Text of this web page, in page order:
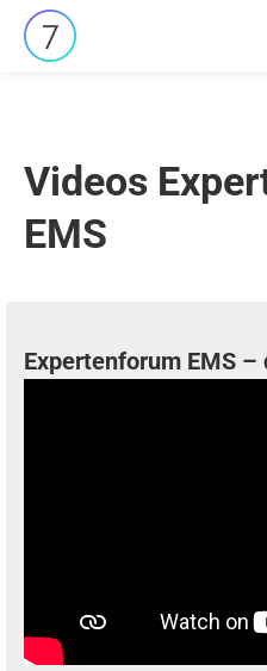
Videos
EMS
Expertenforum EMS